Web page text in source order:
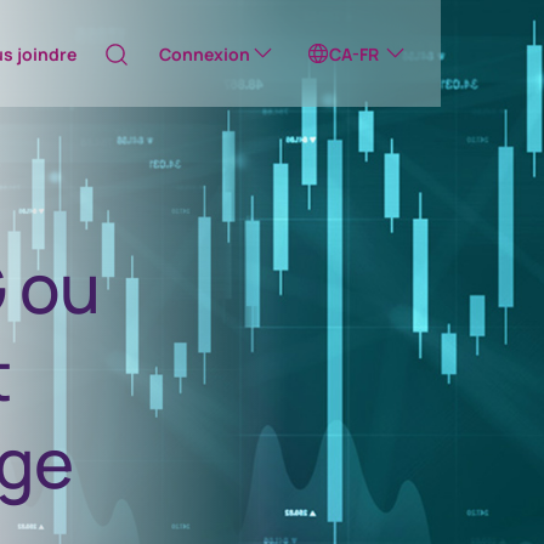
Connexion
ainsi à un de nos sites Web externes
Émetteurs en ligne
Émetteurs en ligne
joindre CA-FR
Australia
Canada (English)
Canada (Français)
Channel Islands
中國香港 (繁體中文)
ou